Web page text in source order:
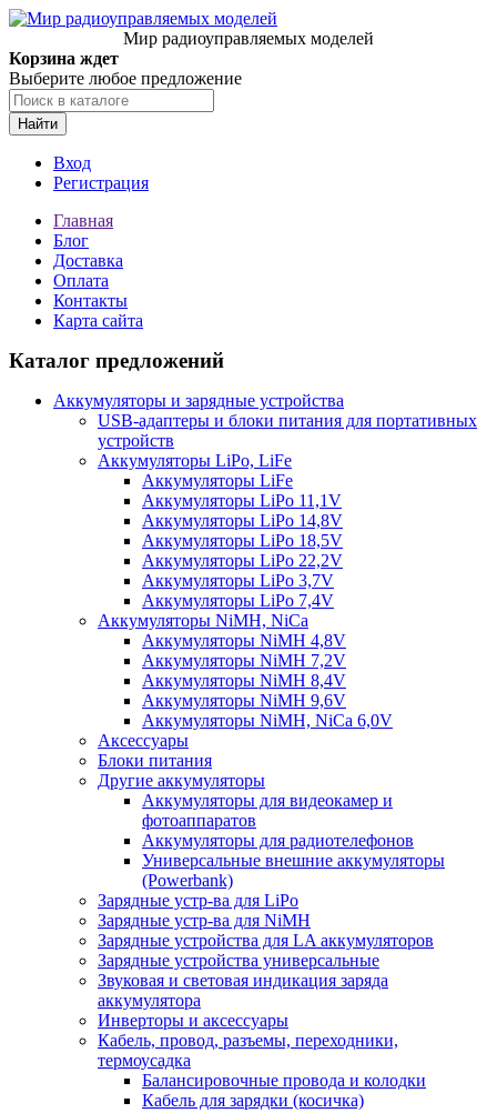
Мир радиоуправляемых моделей
Корзина ждет
Выберите любое предложение
Найти
Вход
Регистрация
Главная
Блог
Доставка
Оплата
Контакты
Карта сайта
Каталог предложений
Аккумуляторы и зарядные устройства
USB-адаптеры и блоки питания для портативных
устройств
Аккумуляторы LiPo, LiFe
Аккумуляторы LiFe
Аккумуляторы LiPo 11,1V
Аккумуляторы LiPo 14,8V
Аккумуляторы LiPo 18,5V
Аккумуляторы LiPo 22,2V
Аккумуляторы LiPo 3,7V
Аккумуляторы LiPo 7,4V
Аккумуляторы NiMH, NiCa
Аккумуляторы NiMH 4,8V
Аккумуляторы NiMH 7,2V
Аккумуляторы NiMH 8,4V
Аккумуляторы NiMH 9,6V
Аккумуляторы NiMH, NiCa 6,0V
Аксессуары
Блоки питания
Другие аккумуляторы
Аккумуляторы для видеокамер и
фотоаппаратов
Аккумуляторы для радиотелефонов
Универсальные внешние аккумуляторы
(Powerbank)
Зарядные устр-ва для LiPo
Зарядные устр-ва для NiMH
Зарядные устройства для LA аккумуляторов
Зарядные устройства универсальные
Звуковая и световая индикация заряда
аккумулятора
Инверторы и аксессуары
Кабель, провод, разъемы, переходники,
термоусадка
Балансировочные провода и колодки
Кабель для зарядки (косичка)